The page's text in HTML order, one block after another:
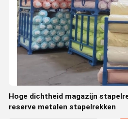
Hoge dichtheid magazijn
reserve metalen stapelrekken